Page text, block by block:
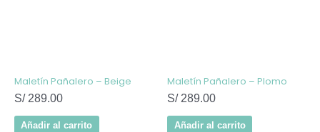
Maletín Pañalero – Beige
S/289.00
Añadir al carrito
Maletín Pañalero – Plomo
S/289.00
Añadir al carrito